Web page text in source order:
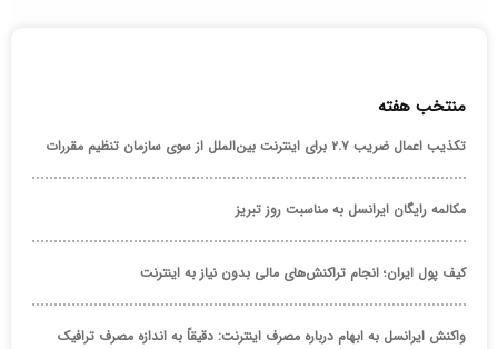
منتخب هفته
تکذیب اعمال ضریب ۲.۷ برای اینترنت بین‌الملل از سوی سازمان تنظیم مقررات
مکالمه رایگان ایرانسل به مناسبت روز تبریز
کیف پول ایران؛ انجام تراکنش‌های مالی بدون نیاز به اینترنت
واکنش ایرانسل به ابهام درباره مصرف اینترنت: دقیقاً به اندازه مصرف ترافیک